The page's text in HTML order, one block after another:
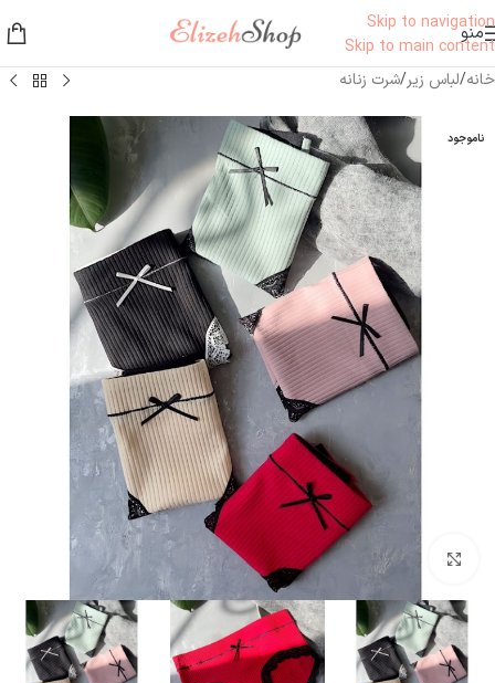
Skip to navigation
Skip to main content
منو
خانه/لباس زیر/شرت زنانه
ناموجود
بزرگنمایی تصویر